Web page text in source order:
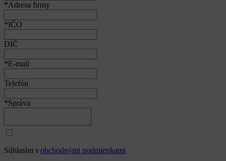
*Adresa firmy
*IČO
DIČ
*E-mail
Telefón
*Správa
Súhlasím s obchodnými podmienkami